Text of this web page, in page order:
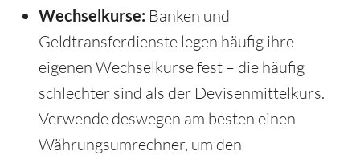
Wechselkurse: Banken und
Geldtransferdienste legen häufig ihre
eigenen Wechselkurse fest – die häufig
schlechter sind als der Devisenmittelkurs.
Verwende deswegen am besten einen
Währungsumrechner, um den